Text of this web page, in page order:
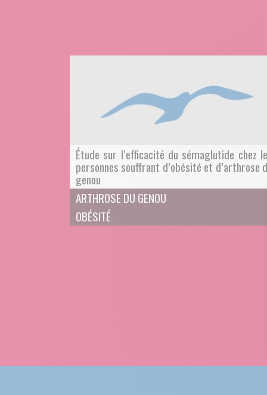
Étude sur l’efficacité du sémaglutide chez
personnes souffrant d’obésité et d’arthrose
genou
ARTHROSE DU GENOU
OBÉSITÉ